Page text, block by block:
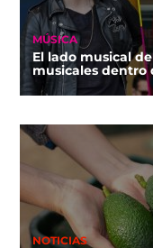
MÚSICA
El lado musical
musicales dentro
NOTICIAS